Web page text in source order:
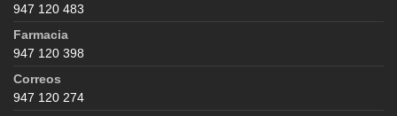
947 120 483
Farmacia
947 120 398
Correos
947 120 274